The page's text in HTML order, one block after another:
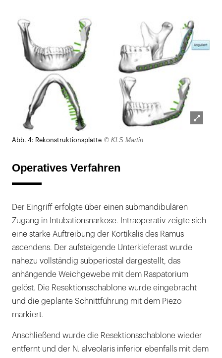
Abb. 4: Rekonstruktionsplatte © KLS Martin
Operatives Verfahren
Der Eingriff erfolgte über einen submandibulären
Zugang in Intubations­narkose. Intraoperativ zeigte sich
eine starke Auftreibung der Kortikalis des Ramus
ascendens. Der aufsteigende Unterkieferast wurde
nahezu voll­ständig subperiostal dargestellt, das
anhängende Weichgewebe mit dem Raspatorium
gelöst. Die Resektionsschablone wurde eingebracht
und die geplante Schnittführung mit dem Piezo
markiert.
Anschließend wurde die Resektionsschablone wieder
entfernt und der N. alveolaris inferior ebenfalls mit dem